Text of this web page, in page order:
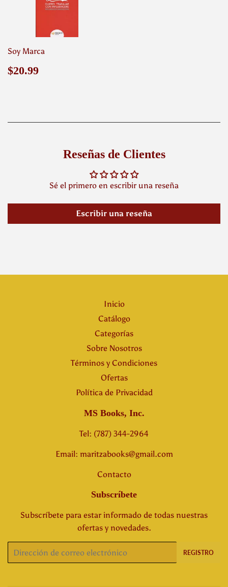
Soy Marca
Precio
$20.99
Reseñas de Clientes
Sé el primero en escribir una reseña
Escribir una reseña
Inicio
Catálogo
Categorías
Sobre Nosotros
Términos y Condiciones
Ofertas
Política de Privacidad
MS Books, Inc.
Tel: (787) 344-2964
Email: maritzabooks@gmail.com
Contacto
Subscríbete
Subscríbete para estar informado de todas nuestras
ofertas y novedades.
electrónico
REGISTRO